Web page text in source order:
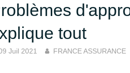
tout
Juil 2021 FRANCE ASSURANCE